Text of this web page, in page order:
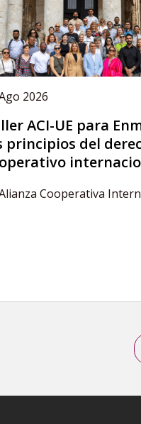
2026
ACI-UE para
principios del
Cooperativa